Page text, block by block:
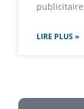
LIRE PLUS »